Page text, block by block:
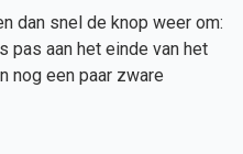
dan snel de knop weer om:
pas aan het einde van het
nog een paar zware